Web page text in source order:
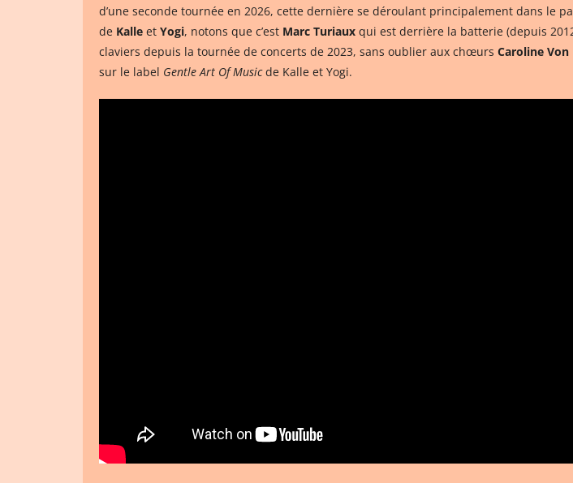
d’une seconde tournée en 2026, cette dernière se déroulant principalement dans le
de Kalle et Yogi, notons que c’est Marc Turiaux qui est derrière la batterie (depuis
claviers depuis la tournée de concerts de 2023, sans oublier aux chœurs Caroline
sur le label Gentle Art Of Musicde Kalle et Yogi.